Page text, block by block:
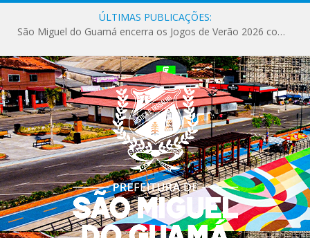
ÚLTIMAS PUBLICAÇÕES:
São Miguel do Guamá encerra os Jogos de Verão 2026 com sucesso de público e competições.